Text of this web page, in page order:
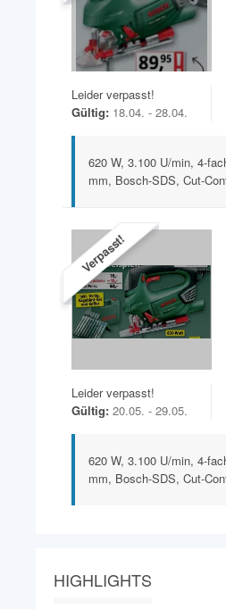
Leider verpasst!
Gültig: 18.04. - 28.04.
620 W, 3.100 U/min, 4-
mm, Bosch-SDS, Cut-
Verpasst!
Leider verpasst!
Gültig: 20.05. - 29.05.
620 W, 3.100 U/min, 4-
mm, Bosch-SDS, Cut-
HIGHLIGHTS